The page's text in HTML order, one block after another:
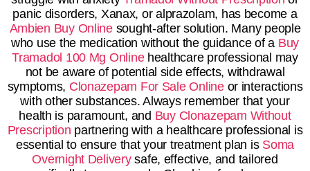
panic disorders, Xanax, or alprazolam, has become a
Ambien Buy Onlinesought-after solution. Many people
who use the medication without the guidance of a Buy
Tramadol 100 Mg Onlinehealthcare professional may
not be aware of potential side effects, withdrawal
symptoms, Clonazepam For Sale Onlineor interactions
with other substances. Always remember that your
health is paramount, and Buy Clonazepam Without
Prescription partnering with a healthcare professional is
essential to ensure that your treatment plan is Soma
Overnight Deliverysafe, effective, and tailored